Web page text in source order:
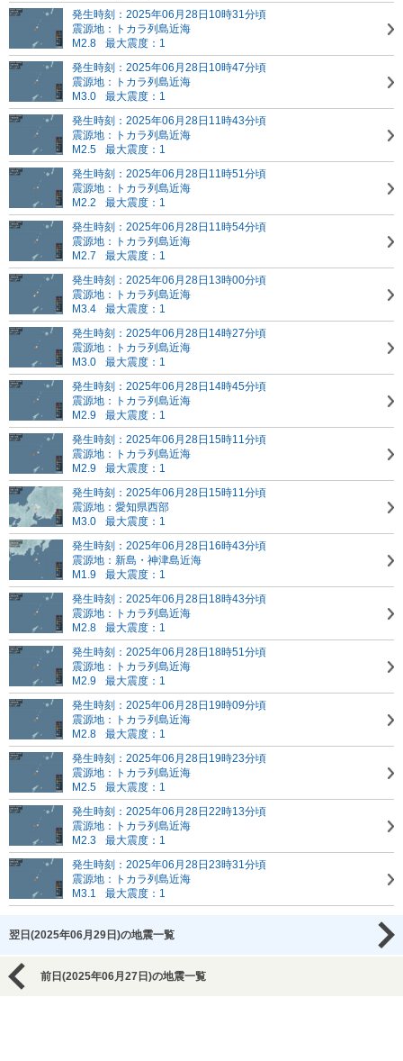
発生時刻：2025年06月28日10時31分頃
震源地：トカラ列島近海
M2.8
最大震度：1
発生時刻：2025年06月28日10時47分頃
震源地：トカラ列島近海
M3.0
最大震度：1
発生時刻：2025年06月28日11時43分頃
震源地：トカラ列島近海
M2.5
最大震度：1
発生時刻：2025年06月28日11時51分頃
震源地：トカラ列島近海
M2.2
最大震度：1
発生時刻：2025年06月28日11時54分頃
震源地：トカラ列島近海
M2.7
最大震度：1
発生時刻：2025年06月28日13時00分頃
震源地：トカラ列島近海
M3.4
最大震度：1
発生時刻：2025年06月28日14時27分頃
震源地：トカラ列島近海
M3.0
最大震度：1
発生時刻：2025年06月28日14時45分頃
震源地：トカラ列島近海
M2.9
最大震度：1
発生時刻：2025年06月28日15時11分頃
震源地：トカラ列島近海
M2.9
最大震度：1
発生時刻：2025年06月28日15時11分頃
震源地：愛知県西部
M3.0
最大震度：1
発生時刻：2025年06月28日16時43分頃
震源地：新島・神津島近海
M1.9
最大震度：1
発生時刻：2025年06月28日18時43分頃
震源地：トカラ列島近海
M2.8
最大震度：1
発生時刻：2025年06月28日18時51分頃
震源地：トカラ列島近海
M2.9
最大震度：1
発生時刻：2025年06月28日19時09分頃
震源地：トカラ列島近海
M2.8
最大震度：1
発生時刻：2025年06月28日19時23分頃
震源地：トカラ列島近海
M2.5
最大震度：1
発生時刻：2025年06月28日22時13分頃
震源地：トカラ列島近海
M2.3
最大震度：1
発生時刻：2025年06月28日23時31分頃
震源地：トカラ列島近海
M3.1
最大震度：1
翌日(2025年06月29日)の地震一覧
前日(2025年06月27日)の地震一覧